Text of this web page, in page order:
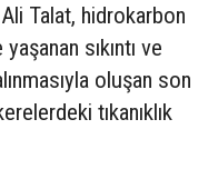
Talat, hidrokarbon
sıkıntı ve
oluşan son
tıkanıklık